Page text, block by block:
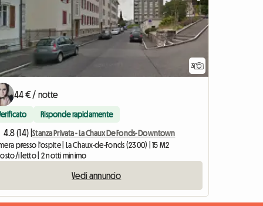
3
44 € / notte
Risponde rapidamente
4.8 (14) |Stanza Privata - La Chaux De Fonds- Downtown
presso l'ospite | La Chaux-de-Fonds (2300) | 15 M2
i letto | 2 notti minimo
Vedi annuncio